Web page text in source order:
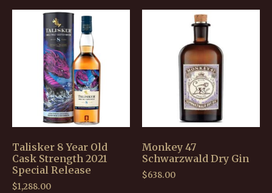
Talisker 8 Year Old
Cask Strength 2021
Special Release
$1,288.00
Monkey 47
Schwarzwald Dry Gin
$638.00